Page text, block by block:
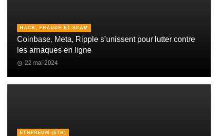
HACK, FRAUDE ET SCAM
Coinbase, Meta, Ripple s’unissent pour lutter contre
les arnaques en ligne
22 mai 2024
ETHEREUM (ETH)